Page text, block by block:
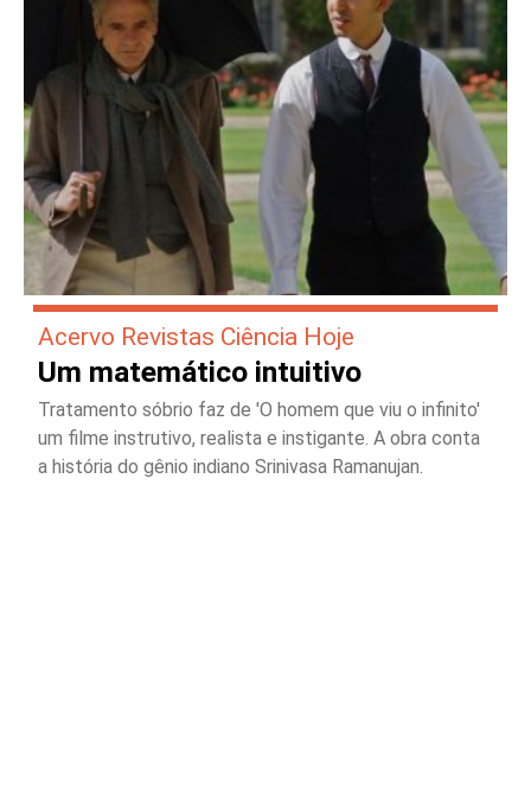
Acervo Revistas Ciência Hoje
Um matemático intuitivo
Tratamento sóbrio faz de 'O homem que viu o infinito'
um filme instrutivo, realista e instigante. A obra conta
a história do gênio indiano Srinivasa Ramanujan.